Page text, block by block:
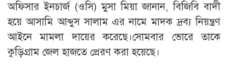
অফিসার ইনচার্জ (ওসি) মুসা মিয়া জানান, বিজিবি বাদী
হয়ে আসামি আব্দুস সালাম এর নামে মাদক দ্রব্য নিয়ন্ত্রণ
আইনে মামলা দায়ের করেছে।সোমবার ভোরে তাকে
কুড়িগ্রাম জেল হাজতে প্রেরণ করা হয়েছে।